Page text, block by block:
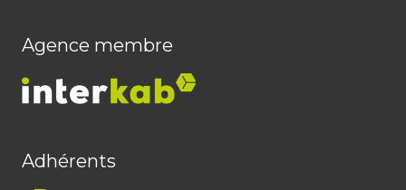
Agence membre
Adhérents